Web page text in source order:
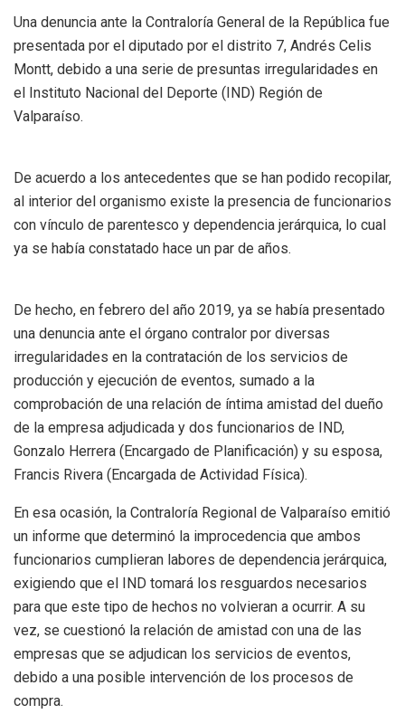
Una denuncia ante la Contraloría General de la República fue
presentada por el diputado por el distrito 7, Andrés Celis
Montt, debido a una serie de presuntas irregularidades en
el Instituto Nacional del Deporte (IND) Región de
Valparaíso.
De acuerdo a los antecedentes que se han podido recopilar,
al interior del organismo existe la presencia de funcionarios
con vínculo de parentesco y dependencia jerárquica, lo cual
ya se había constatado hace un par de años.
De hecho, en febrero del año 2019, ya se había presentado
una denuncia ante el órgano contralor por diversas
irregularidades en la contratación de los servicios de
producción y ejecución de eventos, sumado a la
comprobación de una relación de íntima amistad del dueño
de la empresa adjudicada y dos funcionarios de IND,
Gonzalo Herrera (Encargado de Planificación) y su esposa,
Francis Rivera (Encargada de Actividad Física).
En esa ocasión, la Contraloría Regional de Valparaíso emitió
un informe que determinó la improcedencia que ambos
funcionarios cumplieran labores de dependencia jerárquica,
exigiendo que el IND tomará los resguardos necesarios
para que este tipo de hechos no volvieran a ocurrir. A su
vez, se cuestionó la relación de amistad con una de las
empresas que se adjudican los servicios de eventos,
debido a una posible intervención de los procesos de
compra.